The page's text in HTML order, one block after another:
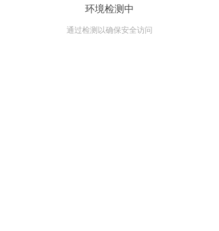
环境检测中
通过检测以确保安全访问